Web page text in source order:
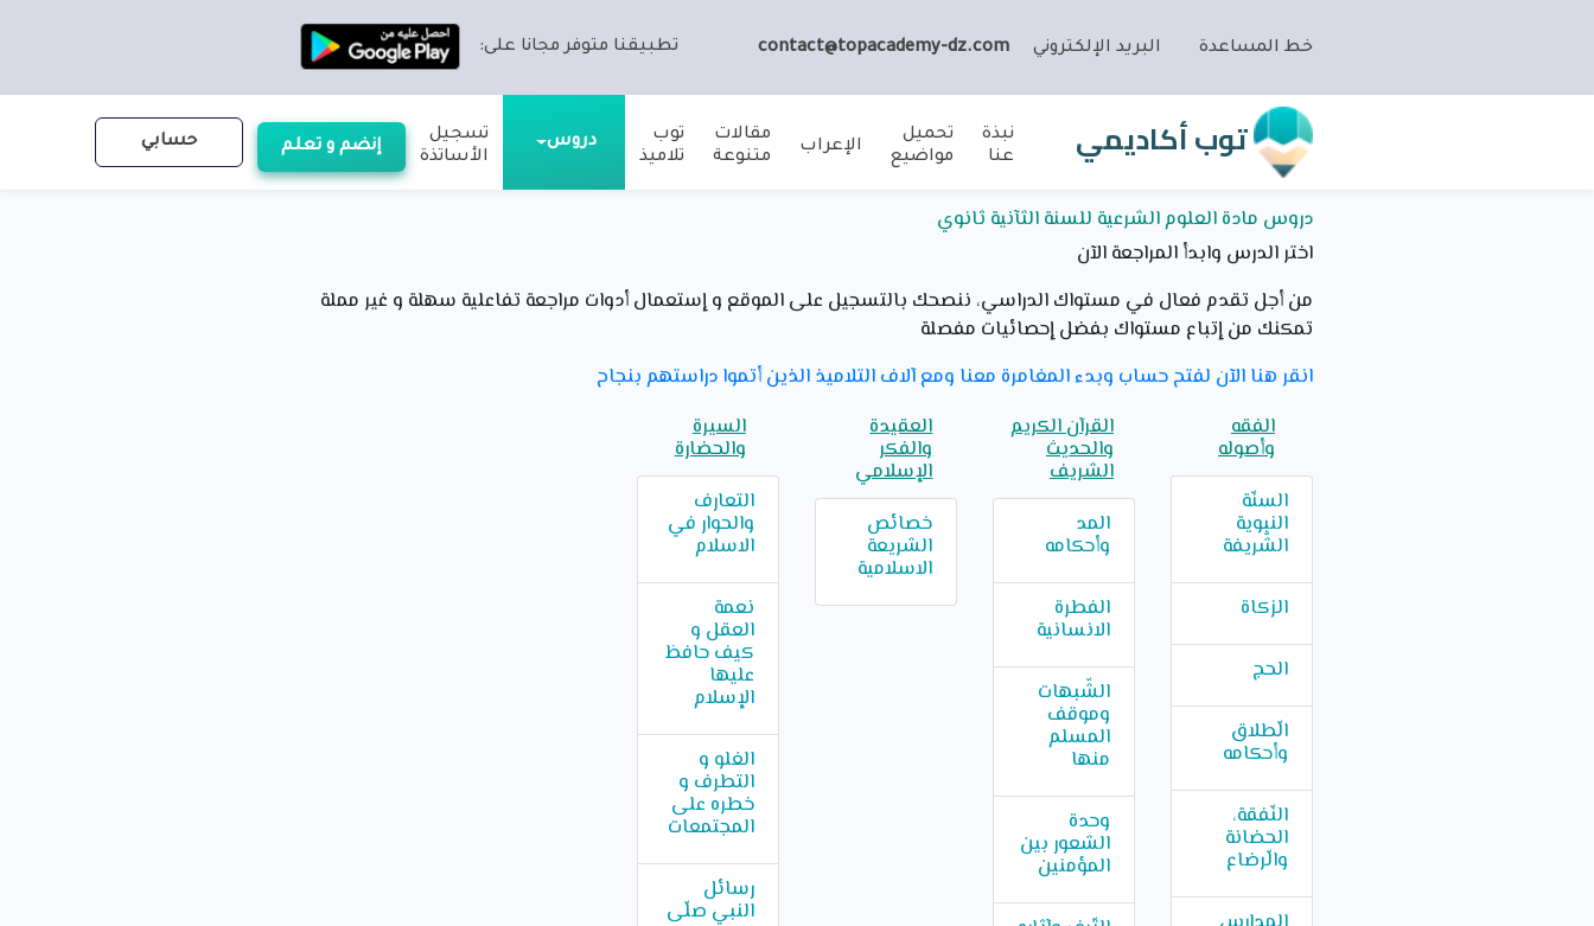
خط المساعدة البريد الإلكتروني contact@topacademy-dz.com تطبيقنا متوفر مجانا على:
توب أكاديمي
نبذة
عنا
تحميل
مواضيع
الإعراب
مقالات
متنوعة
توب
تلاميذ
دروس
تسجيل
الأساتذة
إنضم و تعلم حسابي
دروس مادة العلوم الشرعية للسنة الثآنية ثانوي
اختر الدرس وابدأ المراجعة الآن
من أجل تقدم فعال في مستواك الدراسي، ننصحك بالتسجيل على الموقع و إستعمال أدوات مراجعة تفاعلية سهلة و غير مملة
تمكنك من إتباع مستواك بفضل إحصائيات مفصلة
انقر هنا الآن لفتح حساب وبدء المغامرة معنا ومع آلاف التلاميذ الذين أتموا دراستهم بنجاح
الفقه
وأصوله
السنّة
النبوية
الشّريفة
الزكاة
الحج
الّطلاق
وأحكامه
النّفقة،
الحضانة
والّرضاع
القرآن الكريم
والحديث
الشريف
المد
وأحكامه
الفطرة
الانسانية
الشّبهات
وموقف
المسلم
منها
وحدة
الشعور بين
المؤمنين
العقيدة
والفكر
الإسلامي
خصائص
الشريعة
الاسلامية
السيرة
والحضارة
التعارف
والحوار في
الاسلام
نعمة
العقل و
كيف حافظ
عليها
الإسلام
الغلو و
التطرف و
خطره على
المجتمعات
رسائل
النبي صلّى